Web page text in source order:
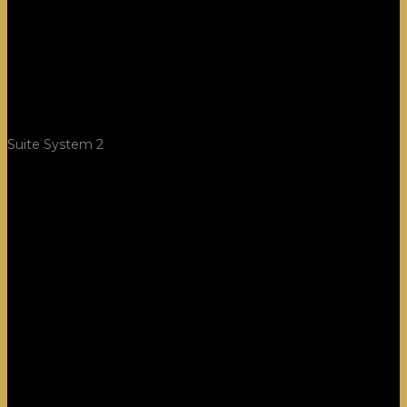
Suite System 2